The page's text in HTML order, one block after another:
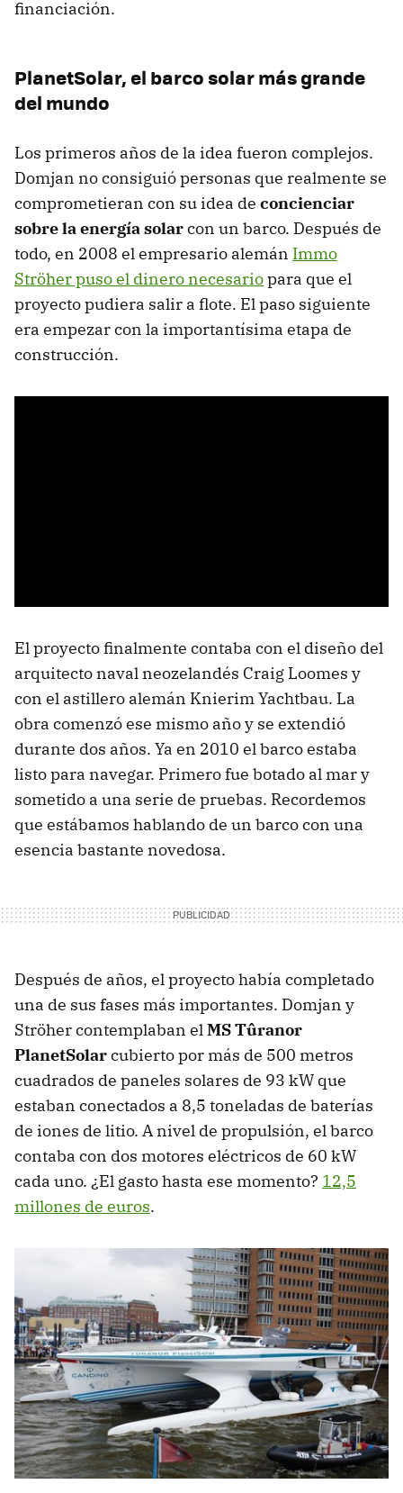
financiación.
PlanetSolar, el barco solar más grande
del mundo
Los primeros años de la idea fueron complejos.
Domjan no consiguió personas que realmente se
comprometieran con su idea de concienciar
sobre la energía solarcon un barco. Después de
todo, en 2008 el empresario alemán Immo
Ströher puso el dinero necesariopara que el
proyecto pudiera salir a flote. El paso siguiente
era empezar con la importantísima etapa de
construcción.
El proyecto finalmente contaba con el diseño del
arquitecto naval neozelandés Craig Loomes y
con el astillero alemán Knierim Yachtbau. La
obra comenzó ese mismo año y se extendió
durante dos años. Ya en 2010 el barco estaba
listo para navegar. Primero fue botado al mar y
sometido a una serie de pruebas. Recordemos
que estábamos hablando de un barco con una
esencia bastante novedosa.
Después de años, el proyecto había completado
una de sus fases más importantes. Domjan y
Ströher contemplaban elMS Tûranor
PlanetSolarcubierto por más de 500 metros
cuadrados de paneles solares de 93 kW que
estaban conectados a 8,5 toneladas de baterías
de iones de litio. A nivel de propulsión, el barco
contaba con dos motores eléctricos de 60 kW
cada uno. ¿El gasto hasta ese momento? 12,5
millones de euros.